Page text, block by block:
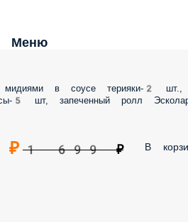
Меню
в соусе терияки-2 шт., картофель фри,
Эсколар, соус сырный-2 шт.